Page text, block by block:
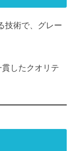
技術で、グレー
したクオリテ